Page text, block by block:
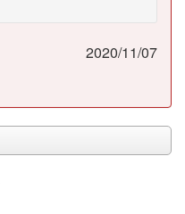
2020/11/07